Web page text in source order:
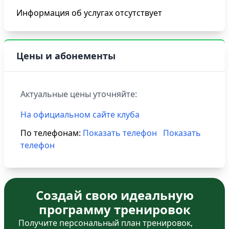
Информация об услугах отсутствует
Цены и абонементы
Актуальные цены уточняйте:
На официальном сайте клуба
По телефонам: Показать телефон
Показать
телефон
Создай свою идеальную
программу тренировок
Получите персональный план тренировок,